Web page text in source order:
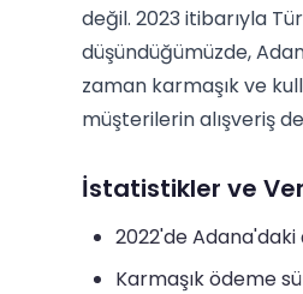
değil. 2023 itibarıyla
düşündüğümüzde,
zaman karmaşık ve
müşterilerin alışveriş
İstatistikler ve
2022'de Adana'daki
Karmaşık ödeme